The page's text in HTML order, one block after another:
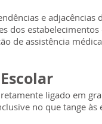
e
dos
de assistência
ligado em
no que tange às